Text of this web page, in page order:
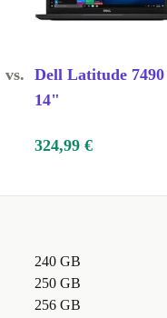
vs. Dell Latitude 7490
14"
324,99 €
240 GB
250 GB
256 GB